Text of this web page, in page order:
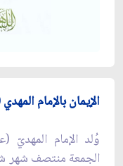
الإيمان بالإمام
وُلد الإمام